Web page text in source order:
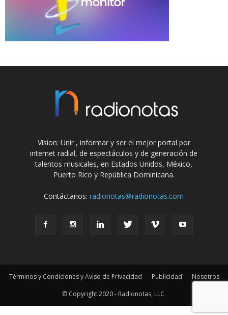
Vision: Unir , informar y ser el mejor portal por
internet radial, de espectáculos y de generación de
talentos musicales, en Estados Unidos, México,
Puerto Rico y República Dominicana.
Contáctanos:radionotas@radionotas.com
Términos y Condiciones y Aviso de Privacidad Publicidad
Nosotros
© Copyright 2020 - Radionotas, LLC.